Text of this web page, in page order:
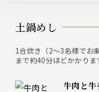
土鍋めし
1合炊き（2～3名様でお楽しみいただけます） 炊きあがり
まで約40分ほどかかりま
牛肉と